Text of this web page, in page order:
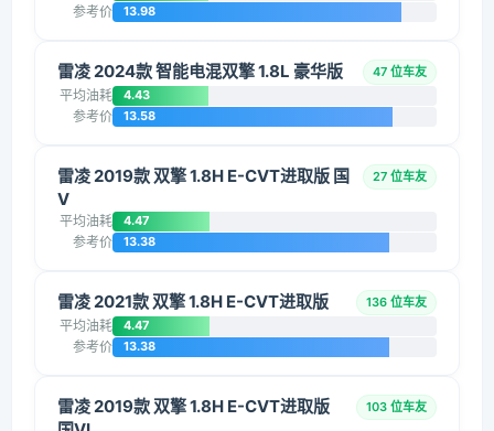
参考价 13.98
雷凌 2024款 智能电混双擎 1.8L 豪华版 47 位车友
平均油耗 4.43
参考价 13.58
雷凌 2019款 双擎 1.8H E-CVT进取版 国
V
27 位车友
平均油耗 4.47
参考价 13.38
雷凌 2021款 双擎 1.8H E-CVT进取版 136 位车友
平均油耗 4.47
参考价 13.38
雷凌 2019款 双擎 1.8H E-CVT进取版
103 位车友